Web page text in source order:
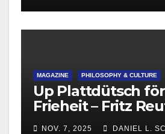
MAGAZINE PHILOSOPHY & CULTURE
Up Plattdütsch
Frieheit – Fritz
215
NOV. 7, 2025 DANIEL L.